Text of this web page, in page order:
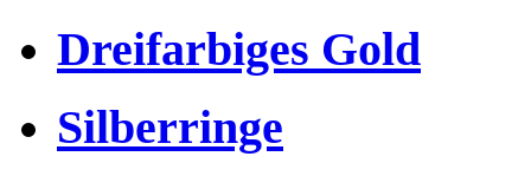
Dreifarbiges Gold
Silberringe